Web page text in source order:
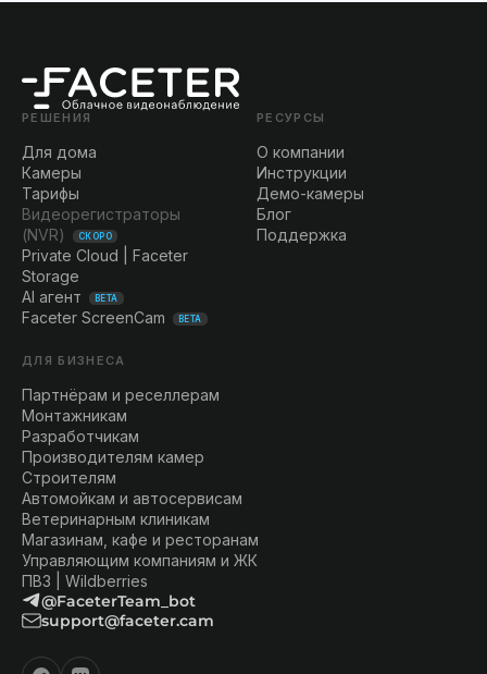
РЕШЕНИЯ
Для дома
Камеры
Тарифы
Видеорегистраторы
(NVR)
СКОРО
Private Cloud | Faceter
Storage
AI агент
BETA
Faceter ScreenCam BETA
РЕСУРСЫ
О компании
Инструкции
Демо-камеры
Блог
Поддержка
ДЛЯ БИЗНЕСА
Партнёрам и реселлерам
Монтажникам
Разработчикам
Производителям камер
Строителям
Автомойкам и автосервисам
Ветеринарным клиникам
Магазинам, кафе и ресторанам
Управляющим компаниям и ЖК
ПВЗ | Wildberries
@FaceterTeam_bot
support@faceter.cam